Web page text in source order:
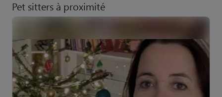
Pet sitters à proximité